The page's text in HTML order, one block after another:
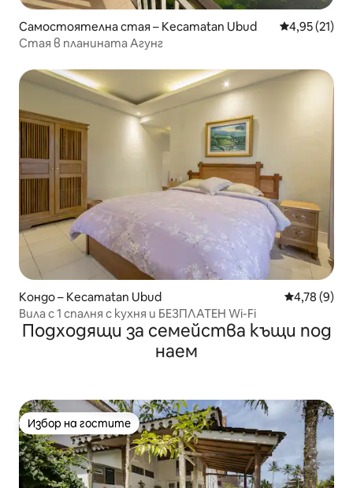
Самостоятелна стая – Kecamatan Ubud Средна
4,95 (21)
Стая в планината Агунг
Кондо – Kecamatan Ubud Средна
4,78 (9)
Вила с 1 спалня с кухня и БЕЗПЛАТЕН Wi-Fi
Подходящи за семейства къщи под
наем
Избор на гостите
Избор на гостите